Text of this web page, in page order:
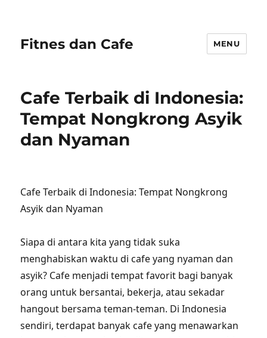
Fitnes dan Cafe MENU
Cafe Terbaik di Indonesia:
Tempat Nongkrong Asyik
dan Nyaman
Cafe Terbaik di Indonesia: Tempat Nongkrong
Asyik dan Nyaman
Siapa di antara kita yang tidak suka
menghabiskan waktu di cafe yang nyaman dan
asyik? Cafe menjadi tempat favorit bagi banyak
orang untuk bersantai, bekerja, atau sekadar
hangout bersama teman-teman. Di Indonesia
sendiri, terdapat banyak cafe yang menawarkan